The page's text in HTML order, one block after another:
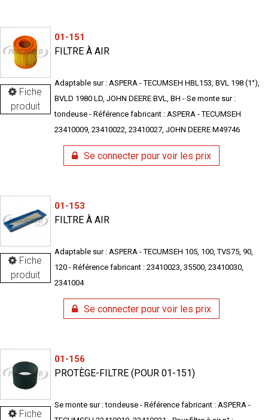
Fiche
produit
01-151
FILTRE À AIR
Adaptable sur : ASPERA - TECUMSEH HBL153, BVL 198 (1°),
BVLD 1980 LD, JOHN DEERE BVL, BH - Se monte sur :
tondeuse - Référence fabricant : ASPERA - TECUMSEH
23410009, 23410022, 23410027, JOHN DEERE M49746
Se connecter pour voir les prix
Fiche
produit
01-153
FILTRE À AIR
Adaptable sur : ASPERA - TECUMSEH 105, 100, TVS75, 90,
120 - Référence fabricant : 23410023, 35500, 23410030,
2341004
Se connecter pour voir les prix
Fiche
01-156
PROTÈGE-FILTRE (POUR 01-151)
Se monte sur : tondeuse - Référence fabricant : ASPERA -